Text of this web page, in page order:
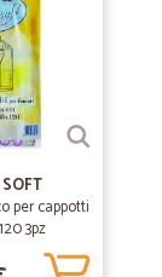
18/12/2020
per cappotti
3pz